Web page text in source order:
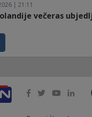
| 21:11
večeras